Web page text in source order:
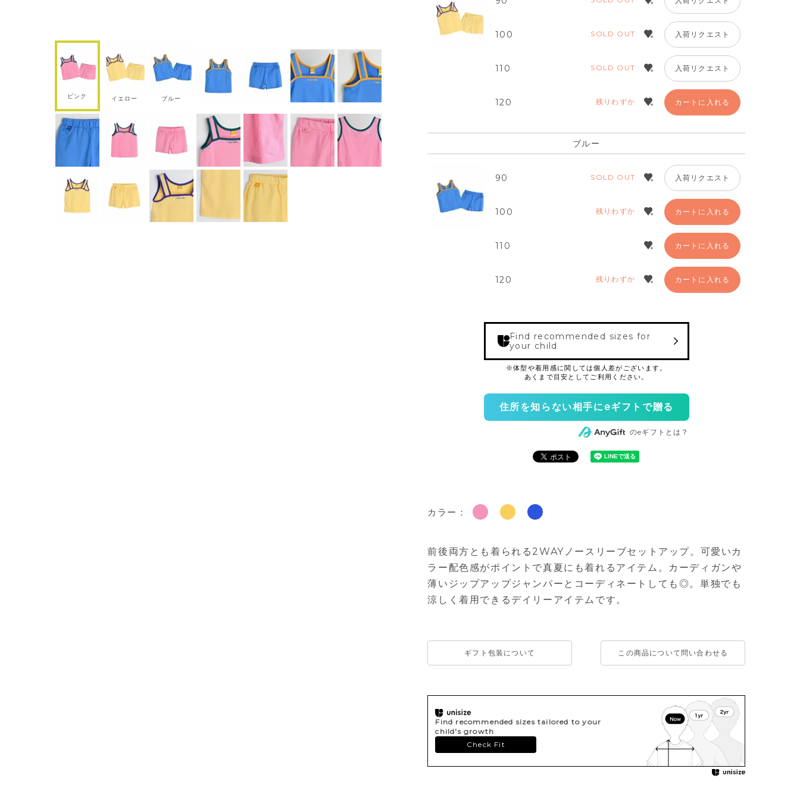
ピンク イエロー ブルー
100 SOLD OUT 入荷リクエスト
110 SOLD OUT 入荷リクエスト
120 残りわずか カートに入れる
ブルー
90 SOLD OUT 入荷リクエスト
100 残りわずか カートに入れる
110 カートに入れる
120 残りわずか カートに入れる
Find recommended sizes for
your child
住所を知らない相手にeギフトで贈る
のeギフトとは？
カラー：
前後両方とも着られる2WAYノースリーブセットアップ。可愛いカ
ラー配色感がポイントで真夏にも着れるアイテム。カーディガンや
薄いジップアップジャンパーとコーディネートしても◎。単独でも
涼しく着用できるデイリーアイテムです。
ギフト包装について この商品について問い合わせる
Find recommended sizes tailored to your
child's growth
Check Fit